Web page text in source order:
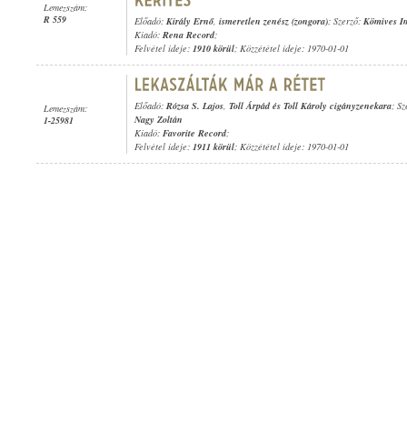
Lemezszám:
R 559
Előadó: Király Ernő, ismeretlen zenész (zongora); Szerző: Kömives
Kiadó: Rena Record;
Felvétel ideje: 1910 körül; Közzététel ideje: 1970-01-01
Lemezszám:
1-25981
Előadó: Rózsa S. Lajos, Toll Árpád és Toll Károly cigányzenekara;
Nagy Zoltán
Kiadó: Favorite Record;
Felvétel ideje: 1911 körül; Közzététel ideje: 1970-01-01